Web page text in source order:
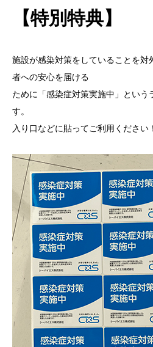
【特別特典】
施設が感染対策をしていることを対
者への安心を届ける
ために「感染症対策実施中」という
す。
入り口などに貼ってご利用ください！